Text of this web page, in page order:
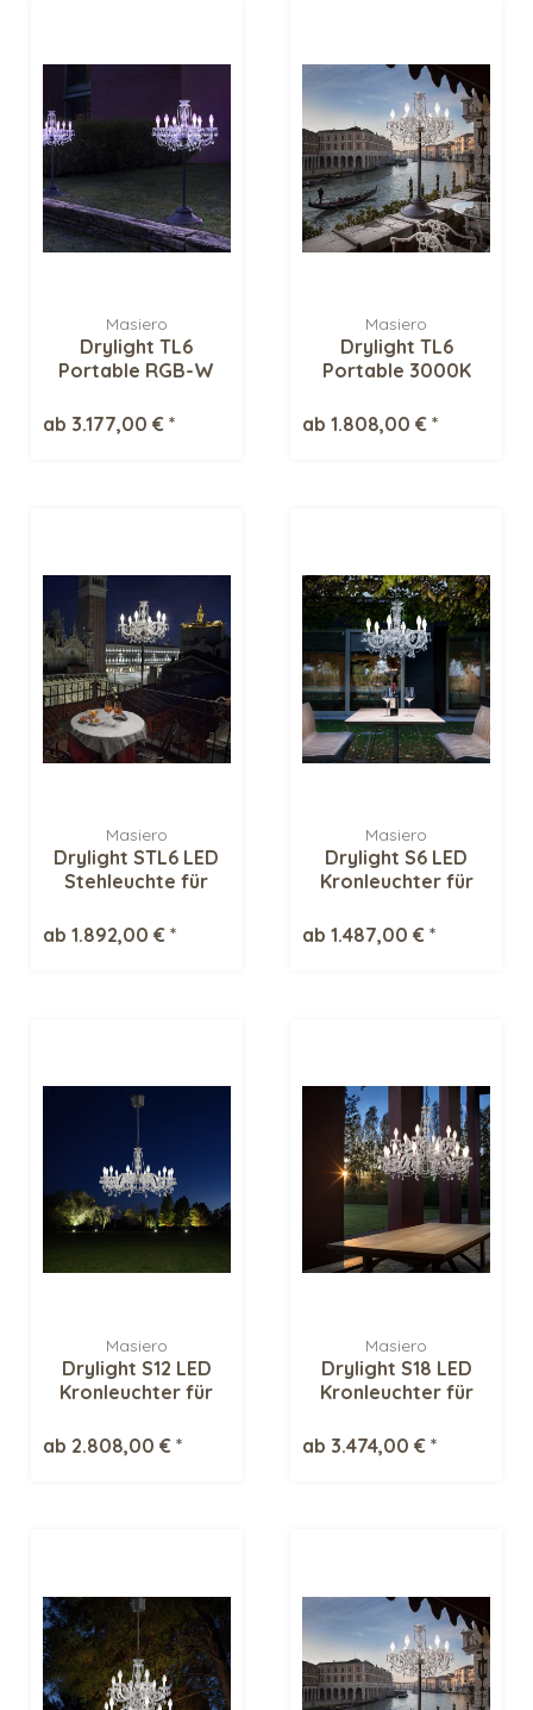
Masiero
Drylight TL6
Portable RGB-W
ab 3.177,00 € *
Masiero
Drylight TL6
Portable 3000K
ab 1.808,00 € *
Masiero
Drylight STL6 LED
Stehleuchte für
ab 1.892,00 € *
Masiero
Drylight S6 LED
Kronleuchter für
ab 1.487,00 € *
Masiero
Drylight S12 LED
Kronleuchter für
ab 2.808,00 € *
Masiero
Drylight S18 LED
Kronleuchter für
ab 3.474,00 € *